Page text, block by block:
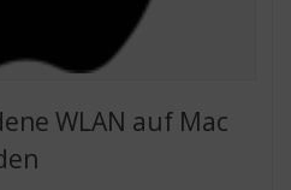
WLAN auf Mac